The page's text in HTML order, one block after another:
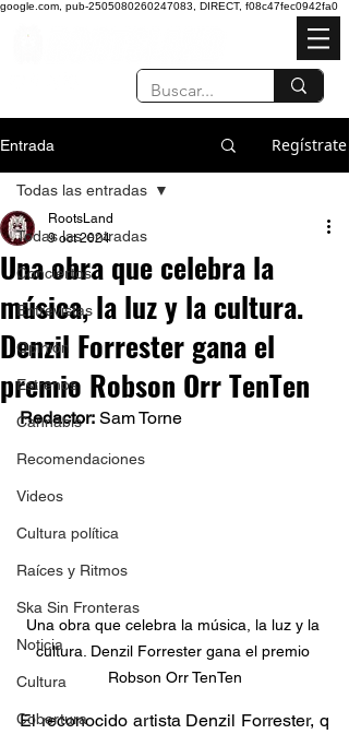
google.com, pub-2505080260247083, DIRECT, f08c47fec0942fa0
Entrada Regístrate
Todas las entradas
Conciertos
Entrevistas
Opinión
Estrenos
Cannabis
Recomendaciones
Videos
Cultura política
Raíces y Ritmos
Ska Sin Fronteras
Noticia
Cultura
Cobertura
Todas las entradas
Una obra que celebra la
música, la luz y la cultura.
Denzil Forrester gana el
premio Robson Orr TenTen
RootsLand
9 oct 2024
Redactor: Sam Torne
Una obra que celebra la música, la luz y la
cultura. Denzil Forrester gana el premio
Robson Orr TenTen
El reconocido artista Denzil Forrester, q